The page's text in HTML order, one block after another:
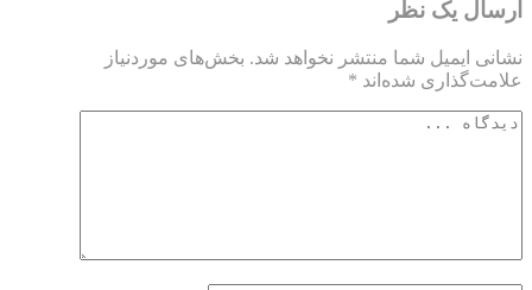
ارسال یک نظر
نشانی ایمیل شما منتشر نخواهد شد. بخش‌های موردنیاز
علامت‌گذاری شده‌اند *